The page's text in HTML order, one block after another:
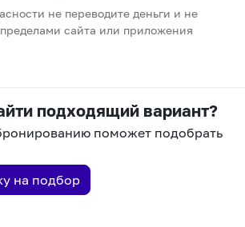
не переводите деньги и не
сайта или приложения
подходящий вариант?
поможет подобрать
на подбор